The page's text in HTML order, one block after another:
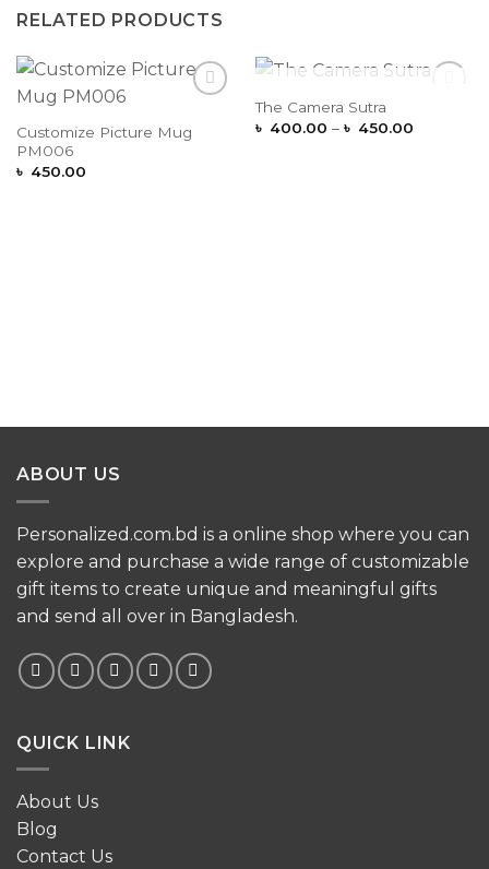
RELATED PRODUCTS
Customize Picture Mug
PM006
৳ 450.00
OUT OF STOCK
The Camera Sutra
৳ 400.00 – ৳ 450.00Price
ABOUT US
Personalized.com.bd is a online shop where you can
explore and purchase a wide range of customizable
gift items to create unique and meaningful gifts
and send all over in Bangladesh.
QUICK LINK
About Us
Blog
Contact Us